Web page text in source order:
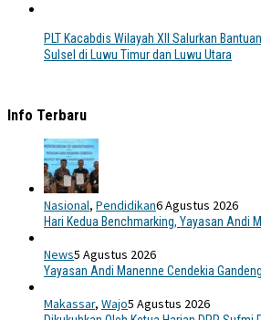
PLT Kacabdis Wilayah XII Salurkan
Sulsel di Luwu Timur dan Luwu Utara
Info Terbaru
Nasional, Pendidikan6 Agustus 2026
Hari Kedua Benchmarking, Yayasan Andi
News5 Agustus 2026
Yayasan Andi Manenne Cendekia
Makassar, Wajo5 Agustus 2026